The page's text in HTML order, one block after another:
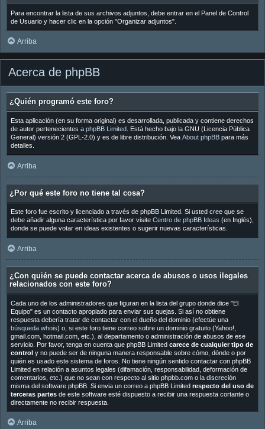
Para encontrar la lista de sus archivos adjuntos, debe entrar en el Panel de Control
de Usuario y hacer clic en la opción "Organizar adjuntos".
Arriba
Acerca de phpBB
¿Quién programó este foro?
Esta aplicación (en su forma original) es desarrollada, publicada y contiene derechos
de autor pertenecientes a phpBB Limited. Está hecho bajo la GNU (Licencia Pública
General) versión 2 (GPL-2.0) y es de libre distribución. Vea About phpBBpara más
detalles.
Arriba
¿Por qué este foro no tiene tal cosa?
Este foro fue escrito y licenciado a través de phpBB Limited. Si usted cree que se
debe añadir alguna característica por favor visite Centro de phpBB Ideas (en Inglés),
donde se puede votar en ideas existentes o sugerir nuevas características.
Arriba
¿Con quién se puede contactar acerca de abusos o usos ilegales
relacionados con este foro?
Cada uno de los administradores que figuran en la lista del grupo donde dice "El
Equipo" es un contacto apropiado para enviar sus quejas. Si así no obtiene
respuesta debería tratar de contactar con el dueño del dominio (efectúe una
búsqueda whois) o, si este foro tiene correo sobre un dominio gratuito (Yahoo!,
gmail.com, hotmail.com, etc.), al departamento o administración de abusos de ese
servicio. Por favor, tenga en cuenta que phpBB Limited carece de cualquier tipo de
controly no puede ser de ninguna manera responsable sobre cómo, dónde o por
quién es usado este sistema de foros. No tiene ningún sentido contactar con phpBB
Limited en relación a asuntos legales (difamación, responsabilidad, deformación de
comentarios, etc.) que no sean con respecto al sitio phpbb.com o la discreción
misma del software phpBB. Si envia un correo a phpBB Limited respecto del uso de
terceras partesde este software esté dispuesto a recibir una respuesta cortante o
directamente no recibir respuesta.
Arriba